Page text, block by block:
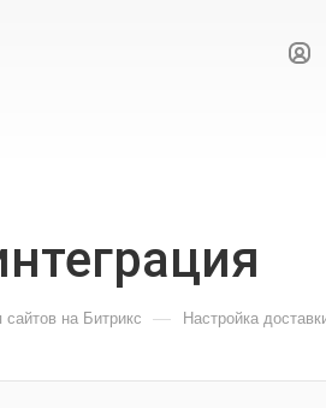
сайтов на Битрикс — Настройка